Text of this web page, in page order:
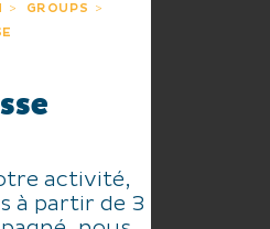
GROUPS
activité,
à partir de 3